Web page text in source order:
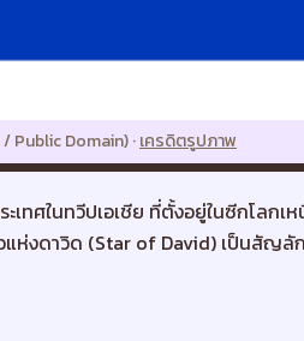
Public Domain)·เครดิตรูปภาพ
เทศในทวีปเอเชีย ที่ตั้งอยู่ในซีกโลกเ
วแห่งดาวิด (Star of David) เป็นสัญ